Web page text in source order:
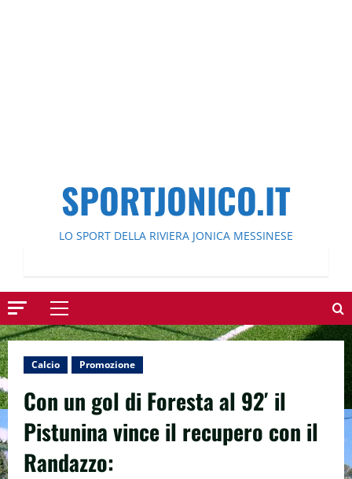
SPORTJONICO.IT
LO SPORT DELLA RIVIERA JONICA MESSINESE
Menu
principale
Calcio Promozione
Con un gol di Foresta al 92′ il
Pistunina vince il recupero con il
Randazzo: